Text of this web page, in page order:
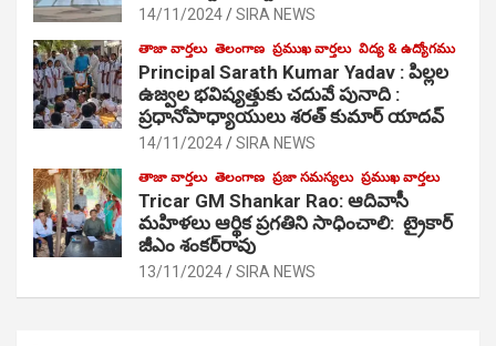
14/11/2024 SIRA NEWS
తాజా వార్తలు తెలంగాణ ప్రముఖ వార్తలు విద్య & ఉద్యోగము
Principal Sarath Kumar Yadav : పిల్లల
ఉజ్వల భవిష్యత్తుకు చదువే పునాది :
ప్రధానోపాధ్యాయులు శరత్ కుమార్ యాదవ్
14/11/2024 SIRA NEWS
తాజా వార్తలు తెలంగాణ ప్రజా సమస్యలు ప్రముఖ వార్తలు
Tricar GM Shankar Rao: ఆదివాసీ
మహిళలు ఆర్థిక ప్రగతిని సాధించాలి: ట్రైకార్
జీఎం శంకర్‌రావు
13/11/2024 SIRA NEWS